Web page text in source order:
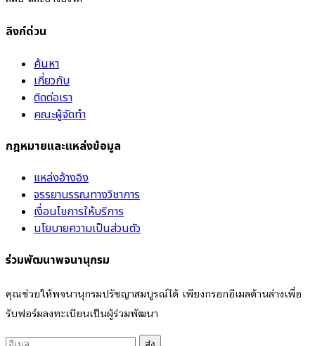
ลิงก์ด่วน
ค้นหา
เกี่ยวกับ
ติดต่อเรา
คณะผู้จัดทำ
กฎหมายและแหล่งข้อมูล
แหล่งอ้างอิง
จรรยาบรรณทางวิชาการ
เงื่อนไขการให้บริการ
นโยบายความเป็นส่วนตัว
ร่วมพัฒนาพจนานุกรม
คุณช่วยให้พจนานุกรมปรัชญาสมบูรณ์ได้ เพียงกรอกอีเมลด้านล่างเพื่อ
รับฟอร์มลงทะเบียนเป็นผู้ร่วมพัฒนา